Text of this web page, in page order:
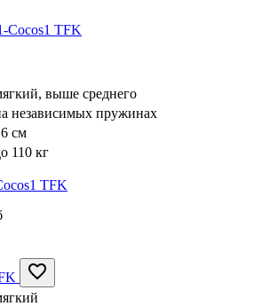
выше среднего
независимых пружинах
см
110 кг
TFK